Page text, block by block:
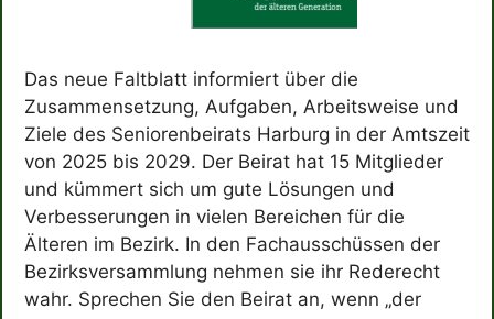
Das neue Faltblatt informiert über die
Zusammensetzung, Aufgaben, Arbeitsweise und
Ziele des Seniorenbeirats Harburg in der Amtszeit
von 2025 bis 2029. Der Beirat hat 15 Mitglieder
und kümmert sich um gute Lösungen und
Verbesserungen in vielen Bereichen für die
Älteren im Bezirk. In den Fachausschüssen der
Bezirksversammlung nehmen sie ihr Rederecht
wahr. Sprechen Sie den Beirat an, wenn „der